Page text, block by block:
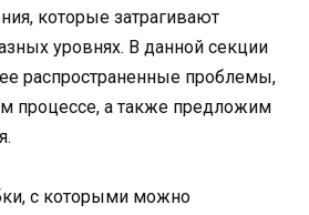
которые затрагивают
уровнях. В данной секции
распространенные проблемы,
процессе, а также предложим
с которыми можно